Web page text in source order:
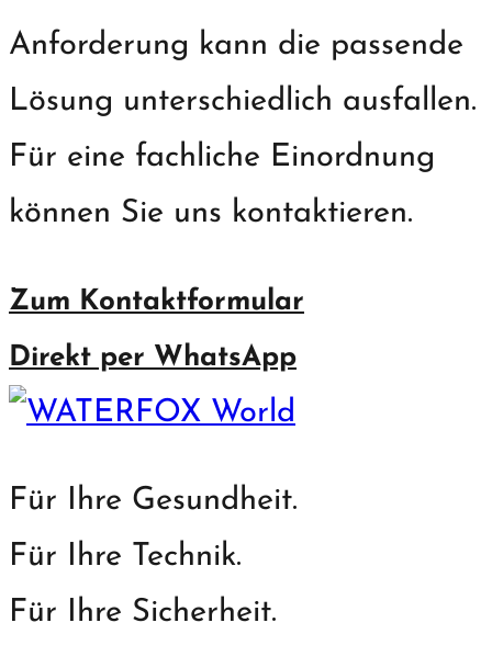
Anforderung kann die passende
Lösung unterschiedlich ausfallen.
Für eine fachliche Einordnung
können Sie uns kontaktieren.
Zum Kontaktformular
Direkt per WhatsApp
Für Ihre Gesundheit.
Für Ihre Technik.
Für Ihre Sicherheit.